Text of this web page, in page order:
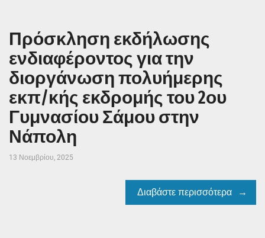
Πρόσκληση εκδήλωσης
ενδιαφέροντος για την
διοργάνωση πολυήμερης
εκπ/κής εκδρομής του 2ου
Γυμνασίου Σάμου στην
Νάπολη
13 Νοεμβρίου, 2025
Διαβάστε περισσότερα